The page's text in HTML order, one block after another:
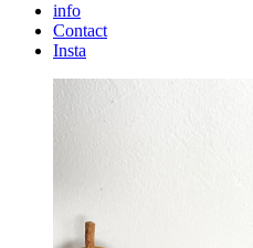
info
Contact
Insta